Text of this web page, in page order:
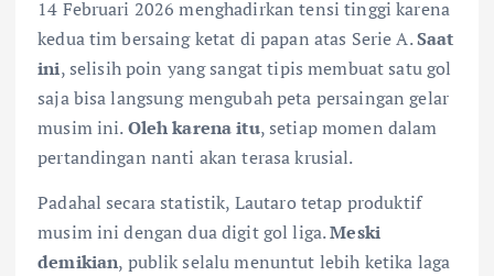
14 Februari 2026 menghadirkan tensi tinggi karena
kedua tim bersaing ketat di papan atas Serie A.Saat
ini, selisih poin yang sangat tipis membuat satu gol
saja bisa langsung mengubah peta persaingan gelar
musim ini.Oleh karena itu, setiap momen dalam
pertandingan nanti akan terasa krusial.
Padahal secara statistik, Lautaro tetap produktif
musim ini dengan dua digit gol liga.Meski
demikian, publik selalu menuntut lebih ketika laga